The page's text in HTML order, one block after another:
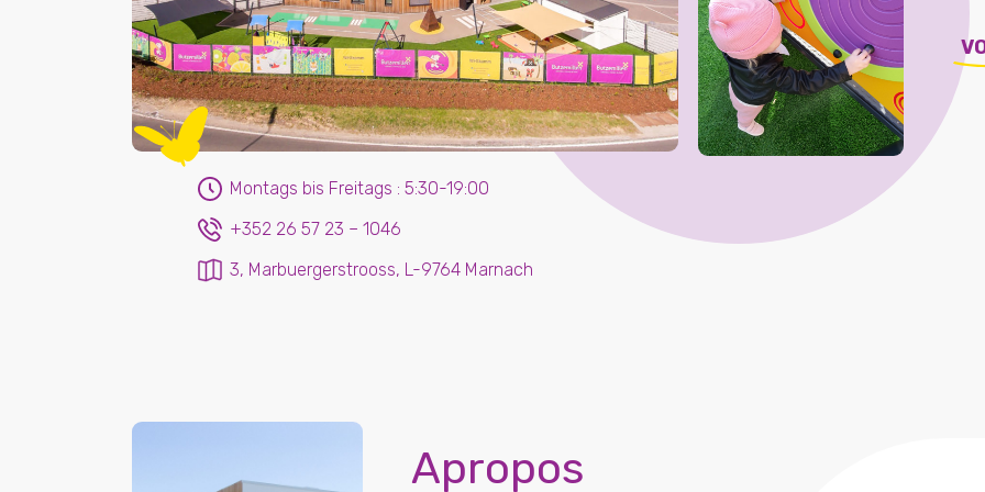
Montags bis Freitags : 5:30-19:00
+352 26 57 23 – 1046
3, Marbuergerstrooss, L-9764 Marnach
Apropos